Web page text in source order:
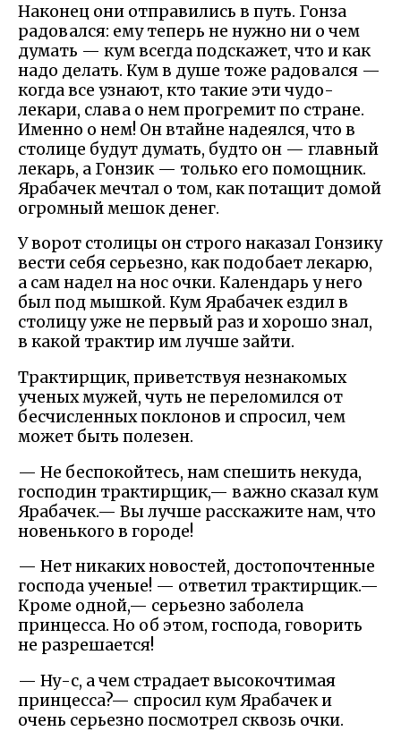
Наконец они отправились в путь. Гонза
радовался: ему теперь не нужно ни о чем
думать — кум всегда подскажет, что и как
надо делать. Кум в душе тоже радовался —
когда все узнают, кто такие эти чудо-
лекари, слава о нем прогремит по стране.
Именно о нем! Он втайне надеялся, что в
столице будут думать, будто он — главный
лекарь, а Гонзик — только его помощник.
Ярабачек мечтал о том, как потащит домой
огромный мешок денег.
У ворот столицы он строго наказал Гонзику
вести себя серьезно, как подобает лекарю,
а сам надел на нос очки. Календарь у него
был под мышкой. Кум Ярабачек ездил в
столицу уже не первый раз и хорошо знал,
в какой трактир им лучше зайти.
Трактирщик, приветствуя незнакомых
ученых мужей, чуть не переломился от
бесчисленных поклонов и спросил, чем
может быть полезен.
— Не беспокойтесь, нам спешить некуда,
господин трактирщик,— важно сказал кум
Ярабачек.— Вы лучше расскажите нам, что
новенького в городе!
— Нет никаких новостей, достопочтенные
господа ученые! — ответил трактирщик.—
Кроме одной,— серьезно заболела
принцесса. Но об этом, господа, говорить
не разрешается!
— Ну-с, а чем страдает высокочтимая
принцесса?— спросил кум Ярабачек и
очень серьезно посмотрел сквозь очки.